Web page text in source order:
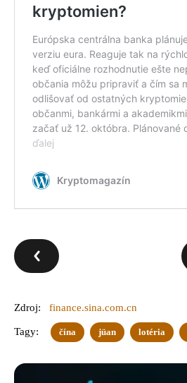
Zdroj: finance.sina.com.cn
Tagy: čína jüan lotéria